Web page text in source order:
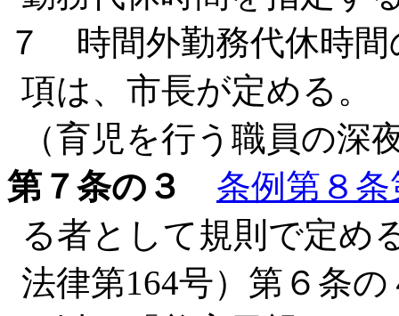
７ 時間外勤務代休時間
項は、市長が定める。
（育児を行う職員の深
第７条の３
条例第８
る者として規則で定め
法律第164号）第６条